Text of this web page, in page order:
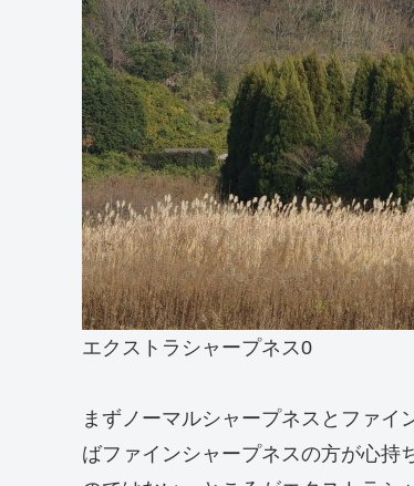
エクストラシャープネス0
まずノーマルシャープネスとファ
ばファインシャープネスの方が心持